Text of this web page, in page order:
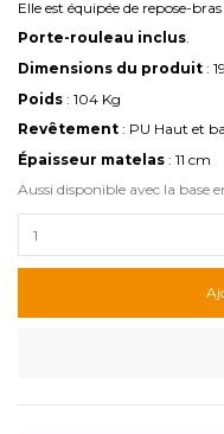
Elle est équipée de repose-
Porte-rouleau inclus.
Dimensions du produit :
Poids : 104 Kg
Revêtement : PU Haut et
Épaisseur matelas : 11 cm
Aussi disponible avec la base